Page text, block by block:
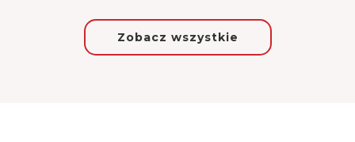
Zobacz wszystkie